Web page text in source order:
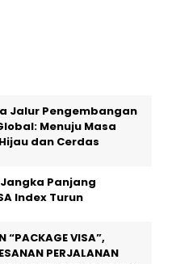
Jalur Pengembangan
Menuju Masa
dan Cerdas
Panjang
Index Turun
“PACKAGE VISA”,
PERJALANAN